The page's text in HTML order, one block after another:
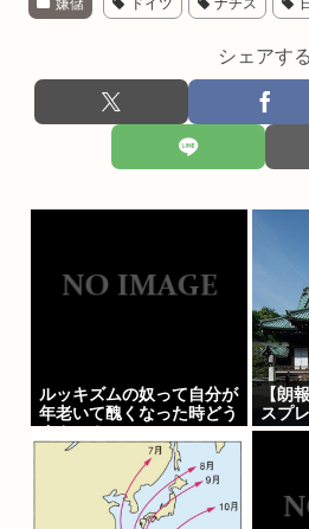
嫌儲 ドイツ ナチス
シェアする
ルッキズムの奴って自分が
年老いて醜くなった時どう
【朗
スプ
www